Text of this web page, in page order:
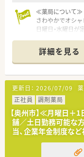
待合室にはキッズ
安心してご利用
・ライフプラン
長く地域に根付い
・システムがそろ
＼ご経験浅い方で
方を歓迎いたしま
≪薬局について≫
さわやかでオシ
日曜日・水曜日が
生活のリズムも
です。
街のかかりつけ「
それぞれの街や
を心がけ、
医薬分業の時代
詳細を見る
更新日： 2026/07/09
正社員
調剤薬局
【奥州市】≪月曜日
舗／土日勤務可能な
当、企業年金制度な